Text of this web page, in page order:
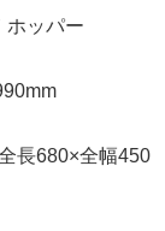
ホッパー
長680×全幅450